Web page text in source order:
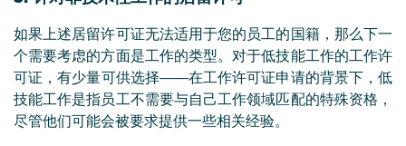
如果上述居留许可证无法适用于您的员工的国籍，那么下一
个需要考虑的方面是工作的类型。对于低技能工作的工作许
可证，有少量可供选择——在工作许可证申请的背景下，低
技能工作是指员工不需要与自己工作领域匹配的特殊资格，
尽管他们可能会被要求提供一些相关经验。